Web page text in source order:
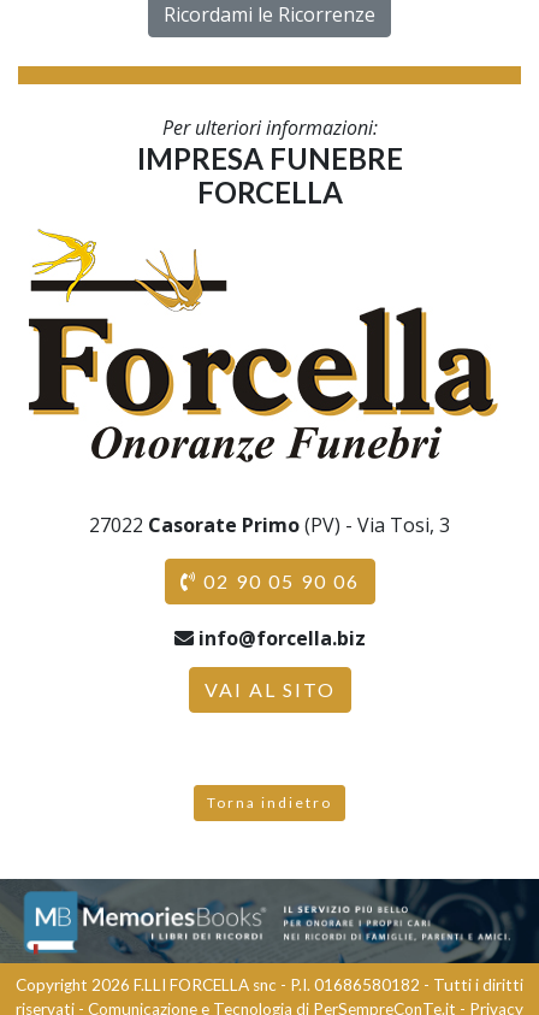
Ricordami le Ricorrenze
Per ulteriori informazioni:
IMPRESA FUNEBRE
FORCELLA
27022 Casorate Primo(PV) - Via Tosi, 3
02 90 05 90 06
info@forcella.biz
VAI AL SITO
Torna indietro
Copyright 2026 F.LLI FORCELLA snc - P.I. 01686580182 - Tutti i diritti
riservati - Comunicazione e Tecnologia di PerSempreConTe.it - Privacy